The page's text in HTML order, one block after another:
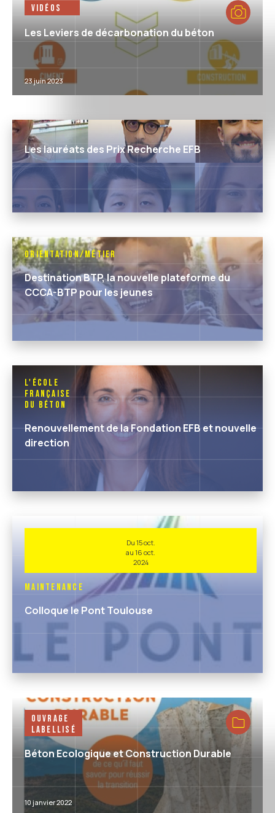
Vidéos
Les Leviers de décarbonation du béton
23 juin 2023
Les lauréats des Prix Recherche EFB
Orientation/Métier
Destination BTP, la nouvelle plateforme du
CCCA-BTP pour les jeunes
L'École
Française
du Béton
Renouvellement de la Fondation EFB et nouvelle
direction
Du 15 oct.
au 16 oct.
2024
Maintenance
Colloque le Pont Toulouse
Ouvrage
Labellisé
Béton Ecologique et Construction Durable
10 janvier 2022